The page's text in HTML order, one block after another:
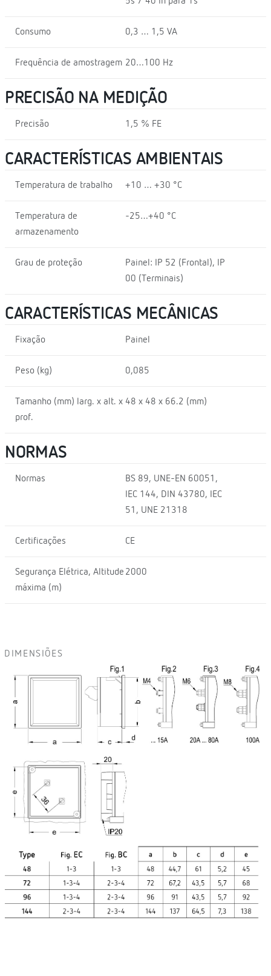
Consumo 0,3 … 1,5 VA
Frequência de amostragem 20…100 Hz
PRECISÃO NA MEDIÇÃO
Precisão 1,5 % FE
CARACTERÍSTICAS AMBIENTAIS
Temperatura de trabalho +10 … +30 °C
Temperatura de
armazenamento
-25…+40 °C
Grau de proteção
Painel: IP 52 (Frontal), IP
00 (Terminais)
CARACTERÍSTICAS MECÂNICAS
Fixação Painel
Peso (kg) 0,085
Tamanho (mm) larg. x alt. x
prof.
48 x 48 x 66.2 (mm)
NORMAS
Normas
BS 89, UNE-EN 60051,
IEC 144, DIN 43780, IEC
51, UNE 21318
Certificações CE
Segurança Elétrica, Altitude
máxima (m)
2000
DIMENSIÕES